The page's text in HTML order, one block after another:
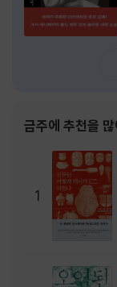
금주에 추천을
1